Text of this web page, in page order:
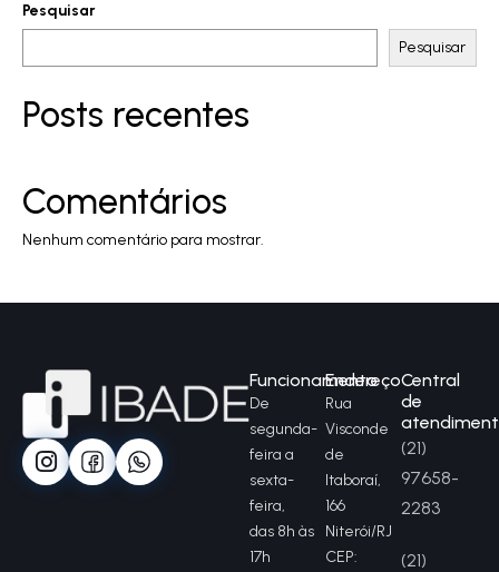
Pesquisar
Pesquisar
Posts recentes
Comentários
Nenhum comentário para mostrar.
Funcionamento
De
segunda-
feira a
sexta-
feira,
das 8h às
17h
Endereço
Rua
Visconde
de
Itaboraí,
166
Niterói/RJ
CEP:
Central
de
(21)
97658-
2283
(21)